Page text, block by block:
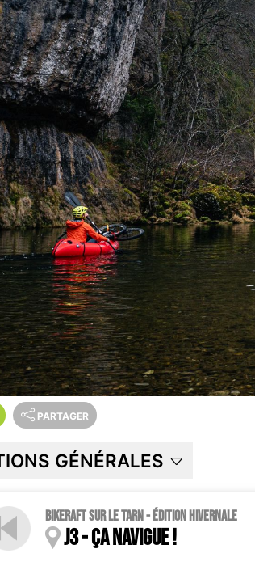
PARTAGER
GÉNÉRALES
Bikeraft sur le Tarn - édition hivernale
J3 - ça navigue !